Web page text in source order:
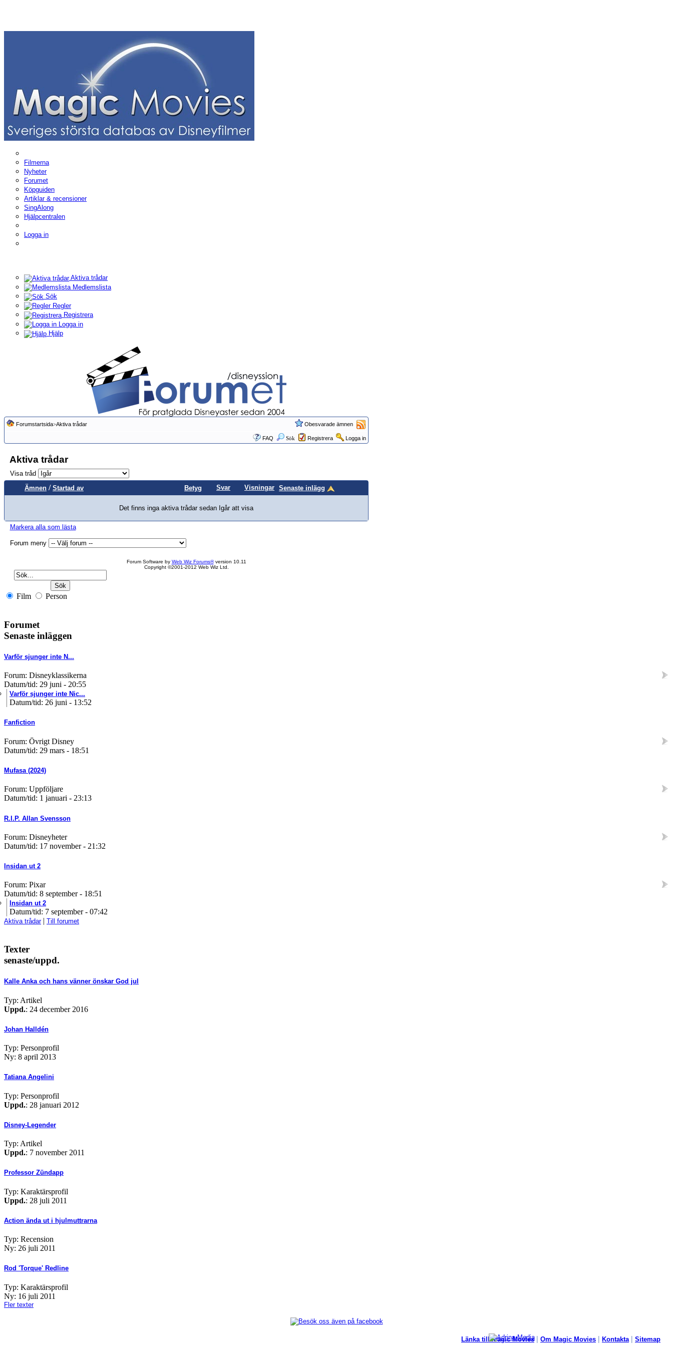
Filmerna
Nyheter
Forumet
Köpguiden
Artiklar & recensioner
SingAlong
Hjälpcentralen
Logga in
Aktiva trådar
Medlemslista
Sök
Regler
Registrera
Logga in
Hjälp
Forumstartsida>Aktiva trådar Obesvarade ämnen
FAQ Sök Registrera Logga in
Aktiva trådar
Visa tråd
Ämnen / Startad av Betyg Svar Visningar Senaste inlägg
Det finns inga aktiva trådar sedan Igår att visa
Markera alla som lästa
Forum meny
Forum Software by Web Wiz Forums®version 10.11
Copyright ©2001-2012 Web Wiz Ltd.
Film Person
Forumet
Senaste inläggen
Varför sjunger inte N...
Forum: Disneyklassikerna
Datum/tid: 29 juni - 20:55
Varför sjunger inte Nic...
Datum/tid: 26 juni - 13:52
Fanfiction
Forum: Övrigt Disney
Datum/tid: 29 mars - 18:51
Mufasa (2024)
Forum: Uppföljare
Datum/tid: 1 januari - 23:13
R.I.P. Allan Svensson
Forum: Disneyheter
Datum/tid: 17 november - 21:32
Insidan ut 2
Forum: Pixar
Datum/tid: 8 september - 18:51
Insidan ut 2
Datum/tid: 7 september - 07:42
Aktiva trådar| Till forumet
Texter
senaste/uppd.
Kalle Anka och hans vänner önskar God jul
Typ: Artikel
Uppd.: 24 december 2016
Johan Halldén
Typ: Personprofil
Ny: 8 april 2013
Tatiana Angelini
Typ: Personprofil
Uppd.: 28 januari 2012
Disney-Legender
Typ: Artikel
Uppd.: 7 november 2011
Professor Zündapp
Typ: Karaktärsprofil
Uppd.: 28 juli 2011
Action ända ut i hjulmuttrarna
Typ: Recension
Ny: 26 juli 2011
Rod 'Torque' Redline
Typ: Karaktärsprofil
Ny: 16 juli 2011
Fler texter
Länka till Magic Movies| Om Magic Movies | Kontakta | Sitemap